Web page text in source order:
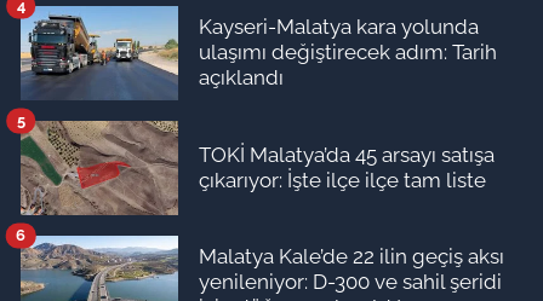
Kayseri-Malatya kara yolunda
ulaşımı değiştirecek adım: Tarih
açıklandı
4
TOKİ Malatya’da 45 arsayı satışa
çıkarıyor: İşte ilçe ilçe tam liste
5
Malatya Kale’de 22 ilin geçiş aksı
yenileniyor: D-300 ve sahil şeridi
6